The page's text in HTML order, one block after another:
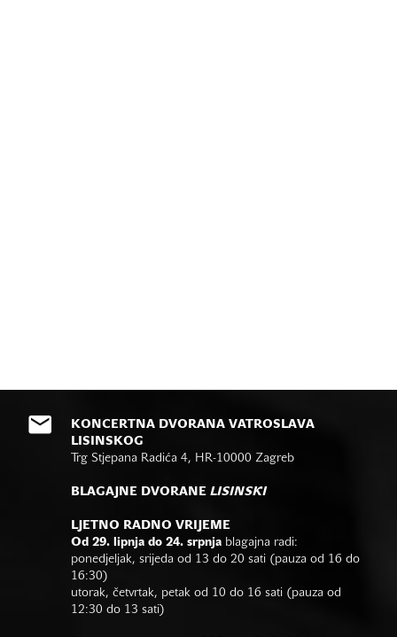
KONCERTNA DVORANA VATROSLAVA
LISINSKOG
Trg Stjepana Radića 4, HR-10000 Zagreb
BLAGAJNE DVORANE LISINSKI
LJETNO RADNO VRIJEME
Od 29. lipnja do 24. srpnja blagajna radi:
ponedjeljak, srijeda od 13 do 20 sati (pauza od 16 do
16:30)
utorak, četvrtak, petak od 10 do 16 sati (pauza od
12:30 do 13 sati)